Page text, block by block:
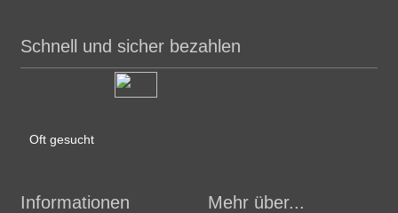
Schnell und sicher bezahlen
Oft gesucht
Informationen Mehr über...